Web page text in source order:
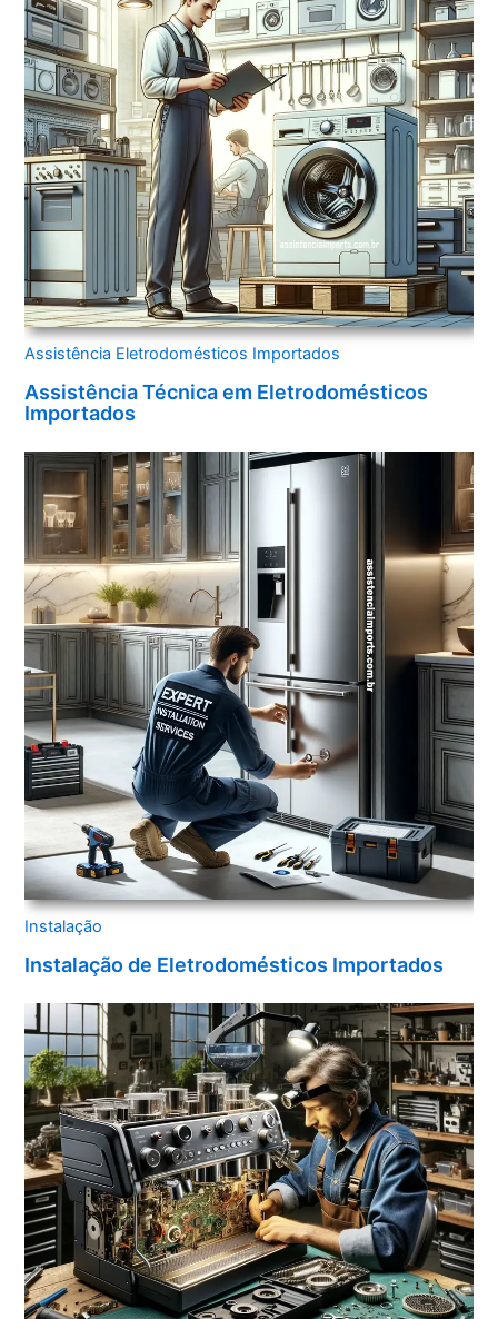
Assistência Eletrodomésticos Importados
Assistência Técnica em Eletrodomésticos
Importados
Instalação
Instalação de Eletrodomésticos Importados